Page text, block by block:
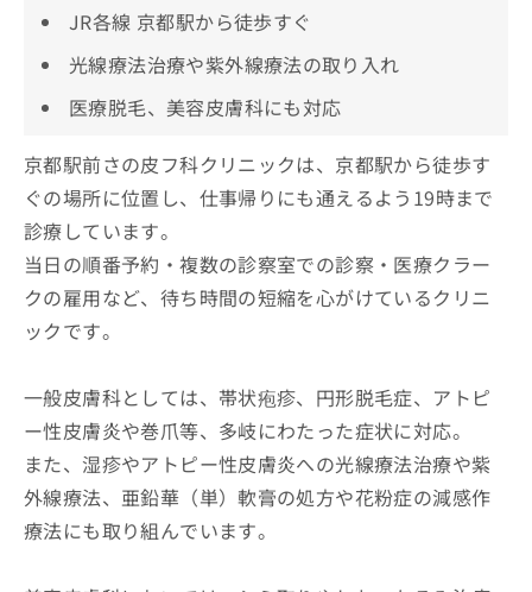
JR各線 京都駅から徒歩すぐ
光線療法治療や紫外線療法の取り入れ
医療脱毛、美容皮膚科にも対応
京都駅前さの皮フ科クリニックは、京都駅から徒歩す
ぐの場所に位置し、仕事帰りにも通えるよう19時まで
診療しています。
当日の順番予約・複数の診察室での診察・医療クラー
クの雇用など、待ち時間の短縮を心がけているクリニ
ックです。
一般皮膚科としては、帯状疱疹、円形脱毛症、アトピ
ー性皮膚炎や巻爪等、多岐にわたった症状に対応。
また、湿疹やアトピー性皮膚炎への光線療法治療や紫
外線療法、亜鉛華（単）軟膏の処方や花粉症の減感作
療法にも取り組んでいます。